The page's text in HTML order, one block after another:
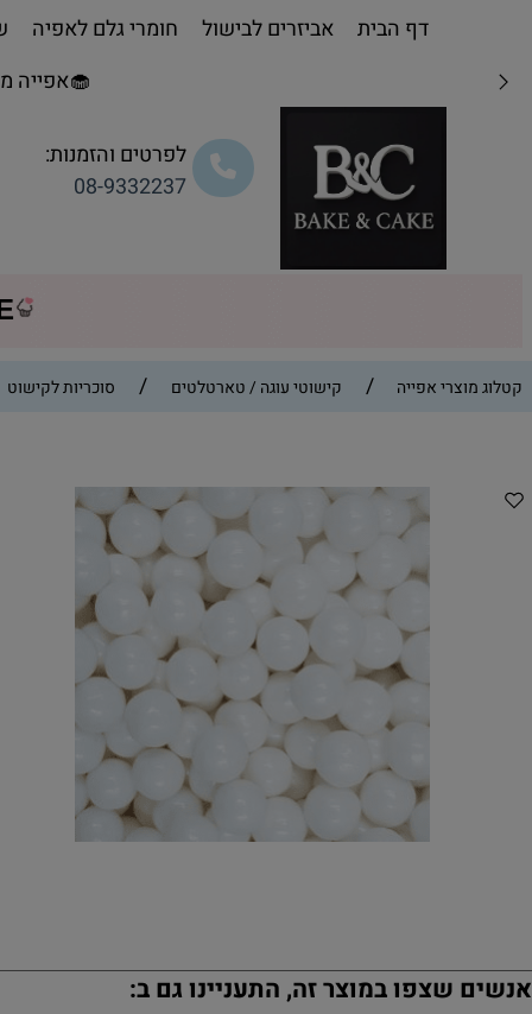
🧁אפייה
לפרטים והזמנות:
08-9332237
דף הבית אביזרים לבישול חומרי גלם לאפיה
קטלוג מוצרי אפייה / קישוטי עוגה / טארטלטים / סוכריות לקישוט
שצפו במוצר זה, התעניינו גם ב: